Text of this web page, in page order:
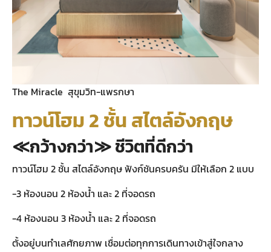
The Miracle สุขุมวิท-แพรกษา
ทาวน์โฮม 2 ชั้น สไตล์อังกฤษ
≪กว้างกว่า≫ ชีวิตที่ดีกว่า
ทาวน์โฮม 2 ชั้น สไตล์อังกฤษ ฟังก์ชันครบครัน มีให้เลือก 2 แบบ
-3 ห้องนอน 2 ห้องน้ำ และ 2 ที่จอดรถ
-4 ห้องนอน 3 ห้องน้ำ และ 2 ที่จอดรถ
ตั้งอยู่บนทำเลศักยภาพ เชื่อมต่อทุกการเดินทางเข้าสู่ใจกลาง